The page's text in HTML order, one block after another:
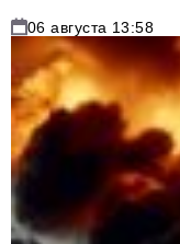
06 августа 13:58